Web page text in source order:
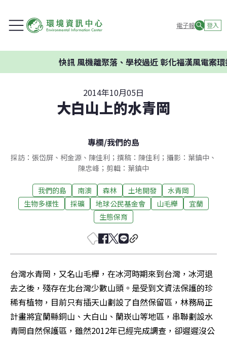
電子報 登入
風機離聚落、學校過近 彰化福漢風電案環委建議
2014年10月05日
大白山上的水青岡
專欄/我們的島
採訪：張岱屏、柯金源、陳佳利；撰稿：陳佳利；攝影：葉鎮中、
陳忠峰；剪輯：葉鎮中
我們的島 南澳 森林 土地開發
水青岡
生物多樣性
採礦 地球公民基金會 山毛櫸
宜蘭
生態保育
台灣水青岡，又名山毛櫸，在冰河時期來到台灣，冰河退
去之後，殘存在北台灣少數山頭。是受到文資法保護的珍
稀有植物，目前只有插天山劃設了自然保留區，林務局正
計畫將宜蘭縣銅山、大白山、蘭崁山等地區，串聯劃設水
青岡自然保護區，雖然2012年已經完成調查，卻遲遲沒公